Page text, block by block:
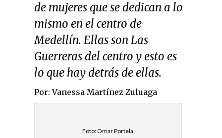
de mujeres que se dedican a lo
mismo en el centro de
Medellín. Ellas son Las
Guerreras del centro y esto es
lo que hay detrás de ellas.
Por: Vanessa Martínez Zuluaga
Foto: Omar Portela